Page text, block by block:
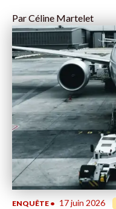
ParCéline Martelet
ENQUÊTE • 17 juin 2026